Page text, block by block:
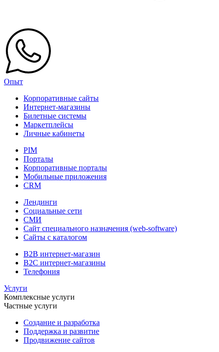
Опыт
Корпоративные сайты
Интернет-магазины
Билетные системы
Маркетплейсы
Личные кабинеты
PIM
Порталы
Корпоративные порталы
Мобильные приложения
CRM
Лендинги
Социальные сети
СМИ
Сайт специального назначения (web-software)
Сайты с каталогом
B2B интернет-магазин
B2C интернет-магазины
Телефония
Услуги
Комплексные услуги
Частные услуги
Создание и разработка
Поддержка и развитие
Продвижение сайтов